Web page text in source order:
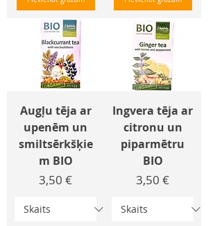
Augļu tēja ar
upenēm un
smiltsērkšķie
m BIO
Cena
3,50 €
Ingvera tēja ar
citronu un
piparmētru
BIO
Cena
3,50 €